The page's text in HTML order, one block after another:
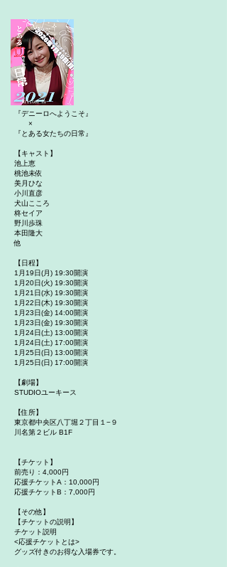
『デニーロへようこそ』
×
『とある女たちの日常』
【キャスト】
池上恵
桃池未依
美月ひな
小川直彦
犬山こころ
柊セイア
野川歩珠
本田隆大
他
【日程】
1月19日(月) 19:30開演
1月20日(火) 19:30開演
1月21日(水) 19:30開演
1月22日(木) 19:30開演
1月23日(金) 14:00開演
1月23日(金) 19:30開演
1月24日(土) 13:00開演
1月24日(土) 17:00開演
1月25日(日) 13:00開演
1月25日(日) 17:00開演
【劇場】
STUDIOユーキース
【住所】
東京都中央区八丁堀２丁目１−９
川名第２ビル B1F
【チケット】
前売り：4,000円
応援チケットA：10,000円
応援チケットB：7,000円
【その他】
【チケットの説明】
チケット説明
<応援チケットとは>
グッズ付きのお得な入場券です。